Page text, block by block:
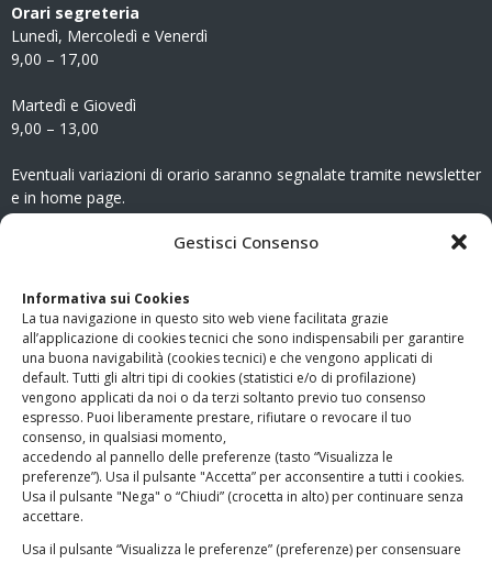
Gestisci Consenso
Informativa sui Cookies
La tua navigazione in questo sito web viene facilitata grazie
all’applicazione di cookies tecnici che sono indispensabili per garantire
una buona navigabilità (cookies tecnici) e che vengono applicati di
default. Tutti gli altri tipi di cookies (statistici e/o di profilazione)
vengono applicati da noi o da terzi soltanto previo tuo consenso
espresso. Puoi liberamente prestare, rifiutare o revocare il tuo
consenso, in qualsiasi momento,
accedendo al pannello delle preferenze (tasto “Visualizza le
preferenze”). Usa il pulsante "Accetta” per acconsentire a tutti i cookies.
Usa il pulsante "Nega" o “Chiudi” (crocetta in alto) per continuare senza
accettare.
Usa il pulsante “Visualizza le preferenze” (preferenze) per consensuare
Orari segreteria
Lunedì, Mercoledì e Venerdì
9,00 – 17,00
Martedì e Giovedì
9,00 – 13,00
Eventuali variazioni di orario saranno segnalate tramite newsletter
e in home page.
www.odg.toscana.it – testata registrata presso il Tribunale di
Firenze al nr. 5208 dell’ 08.10.2002. Direttore responsabile:
Giampaolo Marchini – C.F. 80005790482
LINK UTILI
PagoPA
Privacy Policy